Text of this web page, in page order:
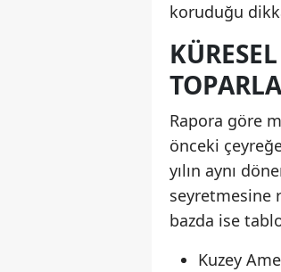
koruduğu
Rapora göre
önceki
yılın aynı
seyretmesine
bazda ise
Kuzey